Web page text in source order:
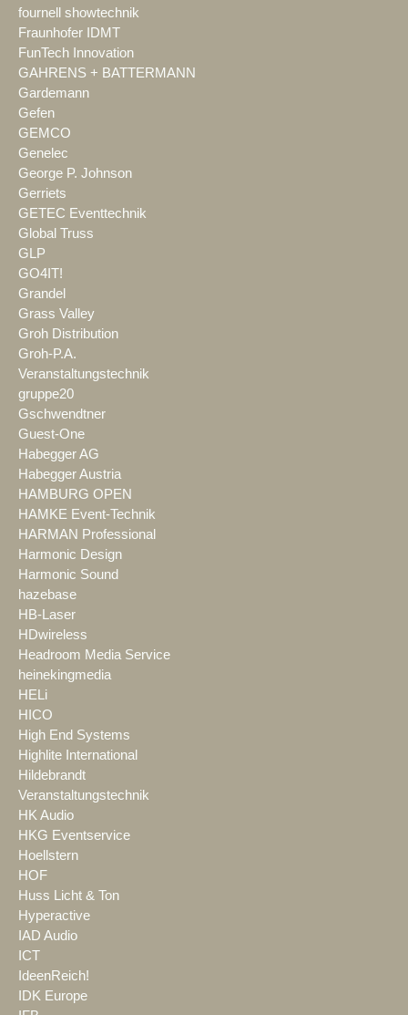
fournell showtechnik
Fraunhofer IDMT
FunTech Innovation
GAHRENS + BATTERMANN
Gardemann
Gefen
GEMCO
Genelec
George P. Johnson
Gerriets
GETEC Eventtechnik
Global Truss
GLP
GO4IT!
Grandel
Grass Valley
Groh Distribution
Groh-P.A.
Veranstaltungstechnik
gruppe20
Gschwendtner
Guest-One
Habegger AG
Habegger Austria
HAMBURG OPEN
HAMKE Event-Technik
HARMAN Professional
Harmonic Design
Harmonic Sound
hazebase
HB-Laser
HDwireless
Headroom Media Service
heinekingmedia
HELi
HICO
High End Systems
Highlite International
Hildebrandt
Veranstaltungstechnik
HK Audio
HKG Eventservice
Hoellstern
HOF
Huss Licht & Ton
Hyperactive
IAD Audio
ICT
IdeenReich!
IDK Europe